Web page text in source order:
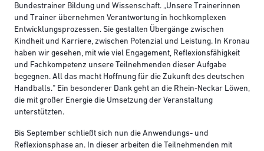
Bundestrainer Bildung und Wissenschaft. „Unsere Trainerinnen
und Trainer übernehmen Verantwortung in hochkomplexen
Entwicklungsprozessen. Sie gestalten Übergänge zwischen
Kindheit und Karriere, zwischen Potenzial und Leistung. In Kronau
haben wir gesehen, mit wie viel Engagement, Reflexionsfähigkeit
und Fachkompetenz unsere Teilnehmenden dieser Aufgabe
begegnen. All das macht Hoffnung für die Zukunft des deutschen
Handballs.“ Ein besonderer Dank geht an die Rhein-Neckar Löwen,
die mit großer Energie die Umsetzung der Veranstaltung
unterstützten.
Bis September schließt sich nun die Anwendungs- und
Reflexionsphase an. In dieser arbeiten die Teilnehmenden mit